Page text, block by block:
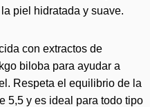
piel hidratada y suave.
con extractos de
biloba para ayudar a
Respeta el equilibrio de la
5,5 y es ideal para todo tipo